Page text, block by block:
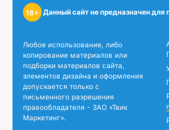
18+ Данный сайт не предназначен
Любое использование, либо
копирование материалов или
подборки материалов сайта,
элементов дизайна и оформления
допускается только с
письменного разрешения
правообладателя - ЗАО «Твик
Маркетинг».